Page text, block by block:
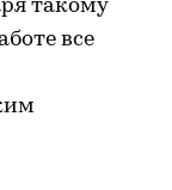
такому
все